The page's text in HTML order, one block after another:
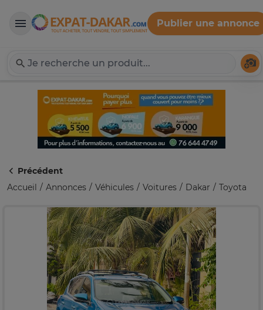
Expat-Dakar
Publier une annonce
Précédent
Accueil
Annonces Véhicules Voitures Dakar Toyota